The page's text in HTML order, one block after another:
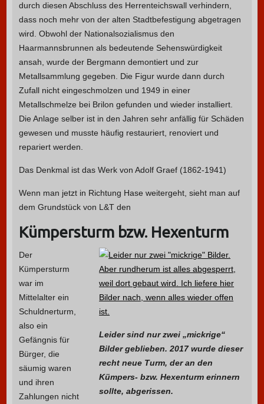
durch diesen Abschluss des Herrenteichswall verhindern,
dass noch mehr von der alten Stadtbefestigung abgetragen
wird. Obwohl der Nationalsozialismus den
Haarmannsbrunnen als bedeutende Sehenswürdigkeit
ansah, wurde der Bergmann demontiert und zur
Metallsammlung gegeben. Die Figur wurde dann durch
Zufall nicht eingeschmolzen und 1949 in einer
Metallschmelze bei Brilon gefunden und wieder installiert.
Die Anlage selber ist in den Jahren sehr anfällig für Schäden
gewesen und musste häufig restauriert, renoviert und
repariert werden.
Das Denkmal ist das Werk von Adolf Graef (1862-1941)
Wenn man jetzt in Richtung Hase weitergeht, sieht man auf
dem Grundstück von L&T den
Kümpersturm bzw. Hexenturm
Leider sind nur zwei „mickrige“
Bilder geblieben. 2017 wurde dieser
recht neue Turm, der an den
Kümpers- bzw. Hexenturm erinnern
sollte, abgerissen.
Der
Kümpersturm
war im
Mittelalter ein
Schuldnerturm,
also ein
Gefängnis für
Bürger, die
säumig waren
und ihren
Zahlungen nicht